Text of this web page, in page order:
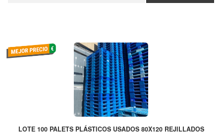
LOTE 100 PALETS PLÁSTICOS USADOS 80X120 REJILLADOS